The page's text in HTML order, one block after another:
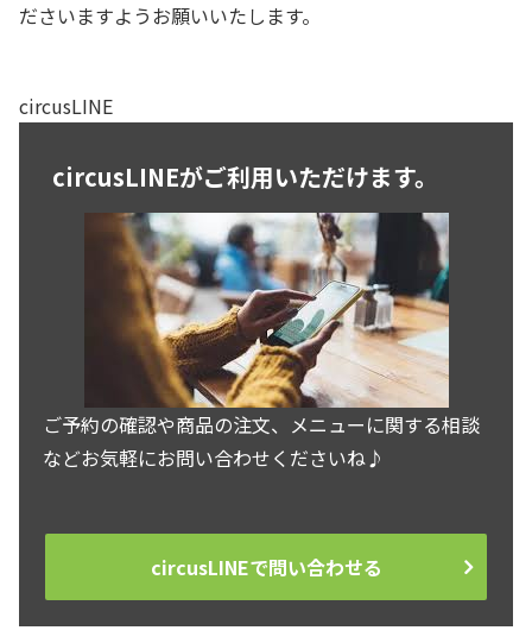
ださいますようお願いいたします。
circusLINE
circusLINEがご利用いただけます。
ご予約の確認や商品の注文、メニューに関する相談
などお気軽にお問い合わせくださいね♪
circusLINEで問い合わせる